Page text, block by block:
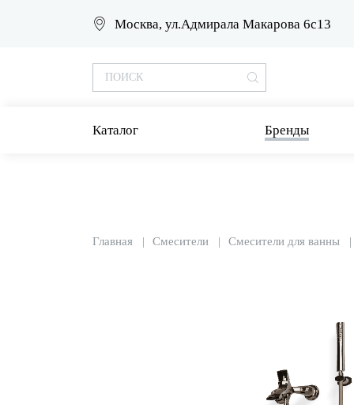
Москва, ул.Адмирала Макарова 6с13
Каталог Бренды
Главная Смесители Смесители для ванны